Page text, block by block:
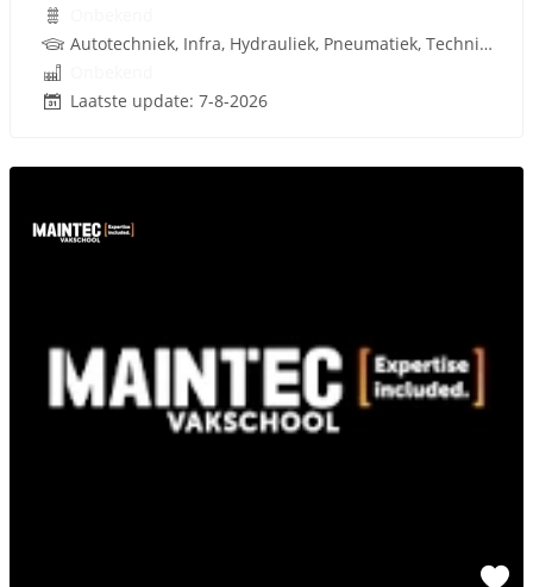
Autotechniek, Infra, Hydrauliek, Pneumatiek, Techniek, Rijbewijs
Laatste update: 7-8-2026